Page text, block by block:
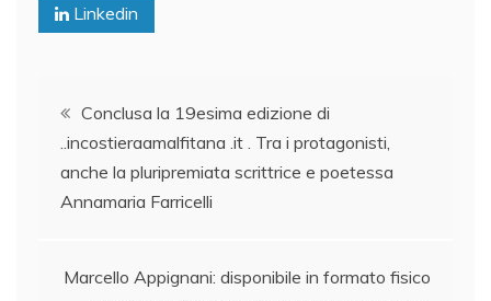
Linkedin
Post
navigation
Conclusa la 19esima edizione di
..incostieraamalfitana .it . Tra i protagonisti,
anche la pluripremiata scrittrice e poetessa
Annamaria Farricelli
Marcello Appignani: disponibile in formato fisico